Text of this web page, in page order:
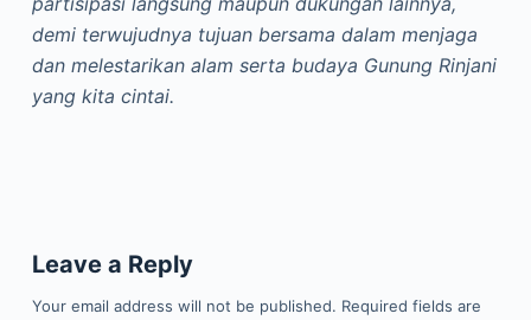
demi terwujudnya tujuan bersama dalam menjaga
dan melestarikan alam serta budaya Gunung Rinjani
yang kita cintai.
Leave a Reply
Your email address will not be published. Required fields are